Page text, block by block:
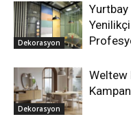
Dekorasyon
Yurtbay
Dekorasyon
Weltew